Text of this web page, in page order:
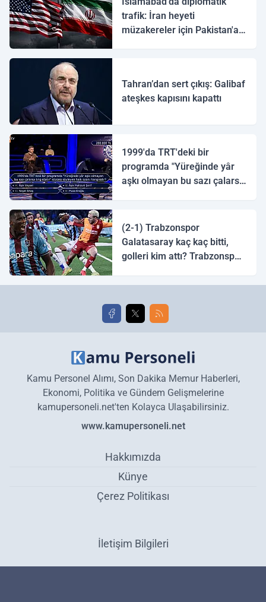
trafik: İran heyeti
müzakereler için Pakistan'a
Tahran’dan sert çıkış: Galibaf
ateşkes kapısını kapattı
1999'da TRT'deki bir
programda "Yüreğinde yâr
aşkı olmayan bu sazı çalarsa
(2-1) Trabzonspor
Galatasaray kaç kaç bitti,
golleri kim attı? Trabzonspor
golleri!
Kamu Personel Alımı, Son Dakika Memur Haberleri,
Ekonomi, Politika ve Gündem Gelişmelerine
kamupersoneli.net'ten Kolayca Ulaşabilirsiniz.
www.kamupersoneli.net
Hakkımızda
Künye
Çerez Politikası
İletişim Bilgileri